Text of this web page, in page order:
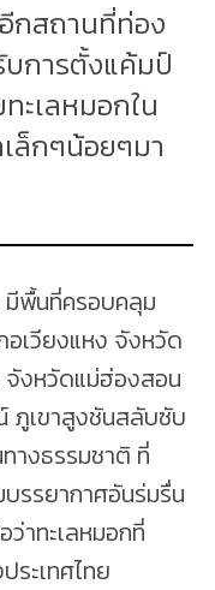
กสถานที่ท่อง
การตั้งแค้มป์
ะเลหมอกใน
ล็กๆน้อยๆมา
มีพื้นที่ครอบคลุม
อเวียงแหง จังหวัด
จังหวัดแม่ฮ่องสอน
ภูเขาสูงชันสลับซับ
างธรรมชาติ ที่
รรยากาศอันร่มรื่น
าทะเลหมอกที่
ะเทศไทย